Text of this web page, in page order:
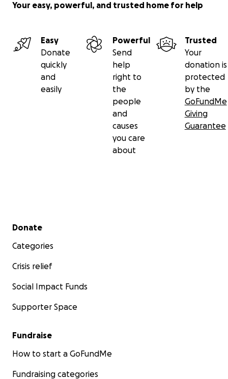
Your easy, powerful, and trusted home for help
Easy
Donate
quickly
and
easily
Powerful
Send
help
right to
the
people
and
causes
you care
about
Trusted
Your
donation is
protected
by the
GoFundMe
Giving
Guarantee
Secondary menu
Donate
Categories
Crisis relief
Social Impact Funds
Supporter Space
Fundraise
How to start a GoFundMe
Fundraising categories